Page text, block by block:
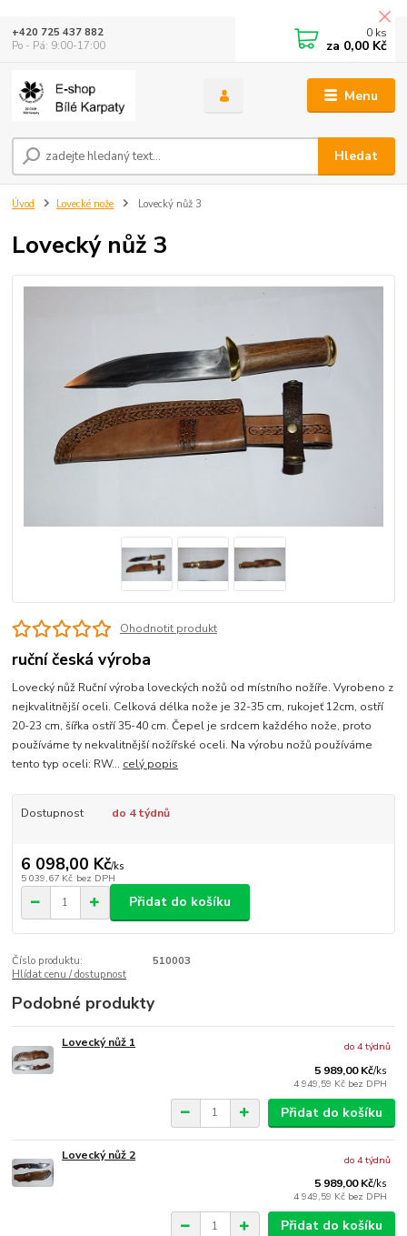
Menu
Hledat
+420 725 437 882
Po - Pá: 9:00-17:00
0 ks
za 0,00 Kč
Úvod Lovecké nože Lovecký nůž 3
Lovecký nůž 3
Ohodnotit produkt
ruční česká výroba
Lovecký nůž Ruční výroba loveckých nožů od místního nožíře. Vyrobeno z
nejkvalitnější oceli. Celková délka nože je 32-35 cm, rukojeť 12cm, ostří
20-23 cm, šířka ostří 35-40 cm. Čepel je srdcem každého nože, proto
používáme ty nekvalitnější nožířské oceli. Na výrobu nožů používáme
tento typ oceli: RW... celý popis
Dostupnost do 4 týdnů
6 098,00 Kč/ks
5 039,67 Kč bez DPH
Přidat do košíku
Číslo produktu:
510003
Hlídat cenu / dostupnost
Podobné produkty
Lovecký nůž 1
5 989,00 Kč/ks
4 949,59 Kč bez DPH
do 4 týdnů
Přidat do košíku
Lovecký nůž 2
5 989,00 Kč/ks
4 949,59 Kč bez DPH
do 4 týdnů
Přidat do košíku